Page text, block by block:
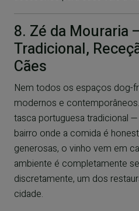
8. Zé da Mouraria
Tradicional,
Cães
Nem todos os espaços dog-
modernos e
tasca portuguesa tradicional
bairro onde a comida é
generosas, o vinho vem em
ambiente é completamente
discretamente, um dos
cidade.